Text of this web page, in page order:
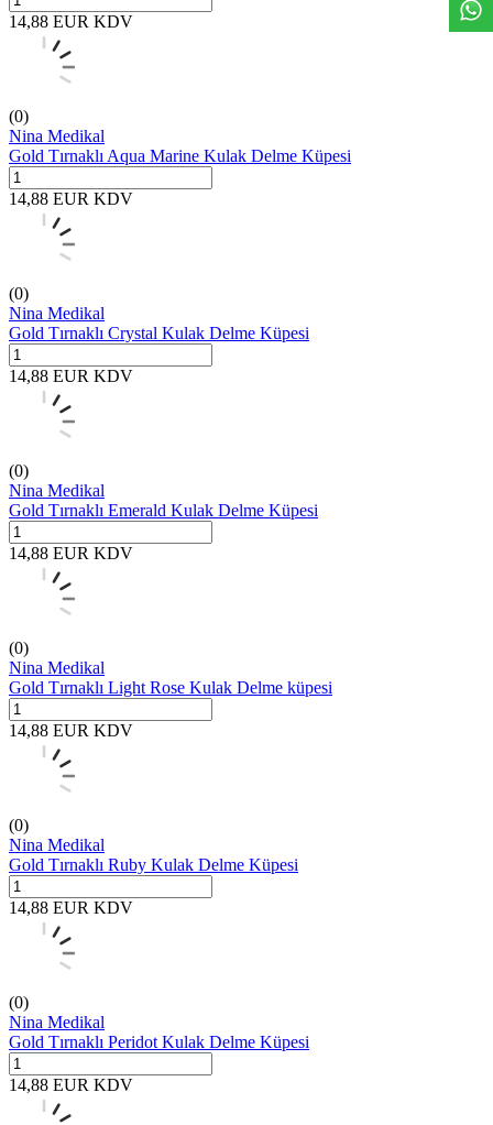
14,88 EUR KDV
(0)
Nina Medikal
Gold Tırnaklı Aqua Marine Kulak Delme Küpesi
14,88 EUR KDV
(0)
Nina Medikal
Gold Tırnaklı Crystal Kulak Delme Küpesi
14,88 EUR KDV
(0)
Nina Medikal
Gold Tırnaklı Emerald Kulak Delme Küpesi
14,88 EUR KDV
(0)
Nina Medikal
Gold Tırnaklı Light Rose Kulak Delme küpesi
14,88 EUR KDV
(0)
Nina Medikal
Gold Tırnaklı Ruby Kulak Delme Küpesi
14,88 EUR KDV
(0)
Nina Medikal
Gold Tırnaklı Peridot Kulak Delme Küpesi
14,88 EUR KDV